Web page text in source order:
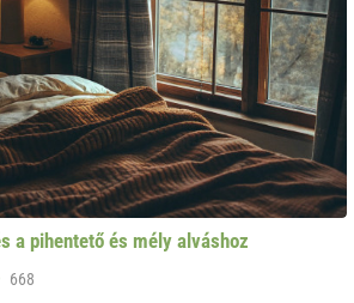
a pihentető és mély alváshoz
668